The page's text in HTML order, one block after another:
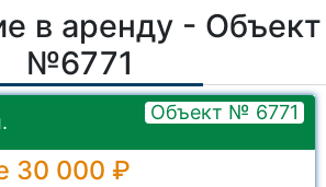
в аренду - Объект
№6771
Объект № 6771
30 000 ₽